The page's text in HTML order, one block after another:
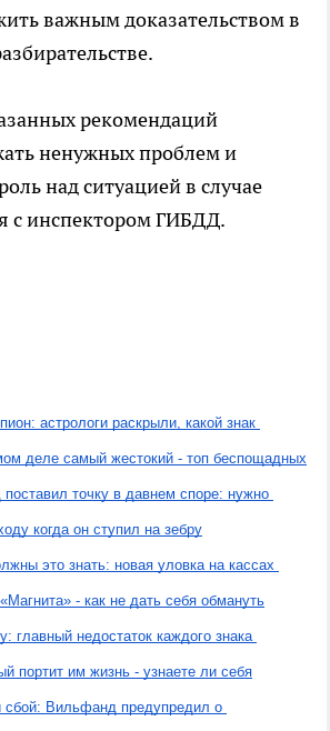
важным доказательством в
рекомендаций
ненужных проблем и
над ситуацией в случае
с инспектором ГИБДД.
астрологи раскрыли, какой знак
деле самый жестокий - топ беспощадных
точку в давнем споре: нужно
когда он ступил на зебру
это знать: новая уловка на кассах
- как не дать себя обмануть
главный недостаток каждого знака
портит им жизнь - узнаете ли себя
сбой: Вильфанд предупредил о